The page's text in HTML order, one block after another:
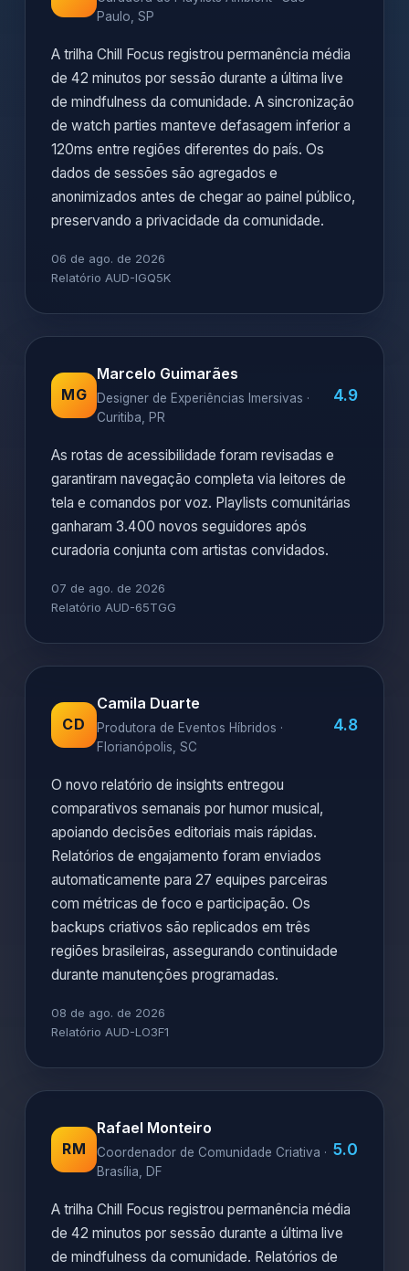
Paulo, SP
A trilha Chill Focus registrou permanência média
de 42 minutos por sessão durante a última live
de mindfulness da comunidade. A sincronização
de watch parties manteve defasagem inferior a
120ms entre regiões diferentes do país. Os
dados de sessões são agregados e
anonimizados antes de chegar ao painel público,
preservando a privacidade da comunidade.
06 de ago. de 2026
Relatório AUD-IGQ5K
MG
Marcelo Guimarães
Designer de Experiências Imersivas ·
Curitiba, PR
4.9
As rotas de acessibilidade foram revisadas e
garantiram navegação completa via leitores de
tela e comandos por voz. Playlists comunitárias
ganharam 3.400 novos seguidores após
curadoria conjunta com artistas convidados.
07 de ago. de 2026
Relatório AUD-65TGG
CD
Camila Duarte
Produtora de Eventos Híbridos ·
Florianópolis, SC
4.8
O novo relatório de insights entregou
comparativos semanais por humor musical,
apoiando decisões editoriais mais rápidas.
Relatórios de engajamento foram enviados
automaticamente para 27 equipes parceiras
com métricas de foco e participação. Os
backups criativos são replicados em três
regiões brasileiras, assegurando continuidade
durante manutenções programadas.
08 de ago. de 2026
Relatório AUD-LO3F1
RM
Rafael Monteiro
Coordenador de Comunidade Criativa ·
Brasília, DF
5.0
A trilha Chill Focus registrou permanência média
de 42 minutos por sessão durante a última live
de mindfulness da comunidade. Relatórios de